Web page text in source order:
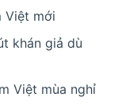
Việt mới
khán giả dù
Việt mùa nghỉ